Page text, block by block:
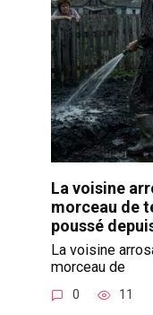
La voisine
morceau de
poussé
La voisine
morceau de
0 11